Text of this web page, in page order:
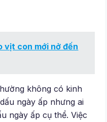
vịt con mới nở đến
không có kinh
ngày ấp nhưng ai
ngày ấp cụ thể. Việc